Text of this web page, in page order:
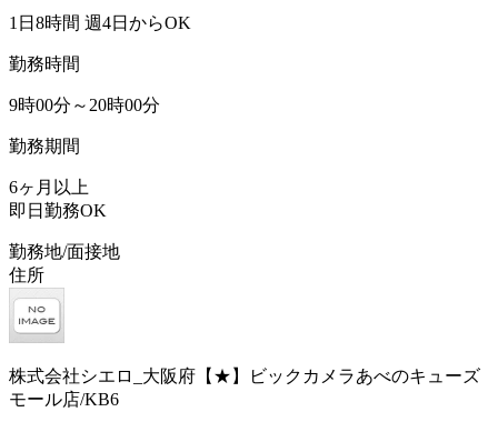
1日8時間 週4日からOK
勤務時間
9時00分～20時00分
勤務期間
6ヶ月以上
即日勤務OK
勤務地/面接地
住所
株式会社シエロ_大阪府【★】ビックカメラあべのキューズ
モール店/KB6